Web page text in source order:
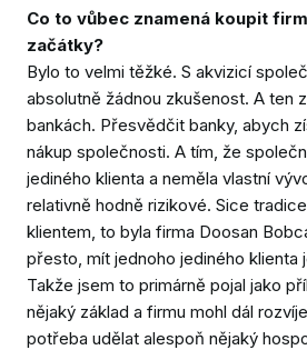
Co to vůbec znamená koupit
začátky?
Bylo to velmi těžké. S akvizicí
absolutně žádnou zkušenost. A ten
bankách. Přesvědčit banky, abych
nákup společnosti. A tím, že
jediného klienta a neměla vlastní
relativně hodně rizikové. Sice
klientem, to byla firma Doosan
přesto, mít jednoho jediného klienta
Takže jsem to primárně pojal jako
nějaký základ a firmu mohl dál
potřeba udělat alespoň nějaký